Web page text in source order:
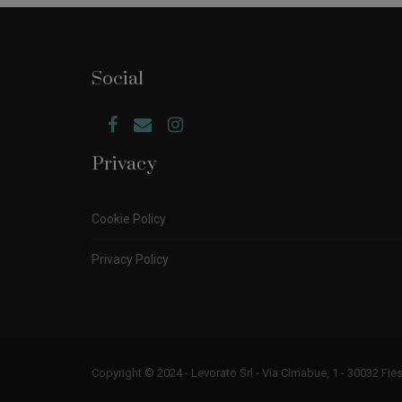
Social
Privacy
Cookie Policy
Privacy Policy
Copyright © 2024 - Levorato Srl - Via Cimabue, 1 - 30032